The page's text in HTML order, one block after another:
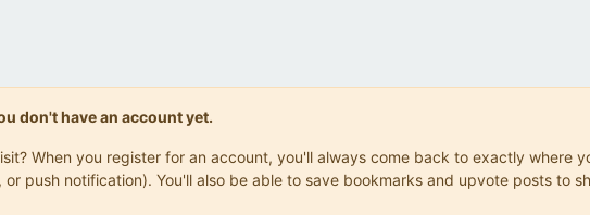
don't have an account yet.
When you register for an account, you'll always come back to exactly where
push notification). You'll also be able to save bookmarks and upvote posts to